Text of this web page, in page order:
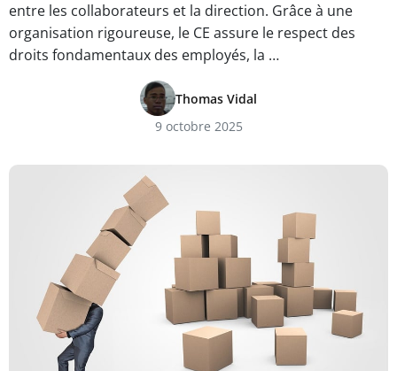
entre les collaborateurs et la direction. Grâce à une
organisation rigoureuse, le CE assure le respect des
droits fondamentaux des employés, la …
Thomas Vidal
9 octobre 2025